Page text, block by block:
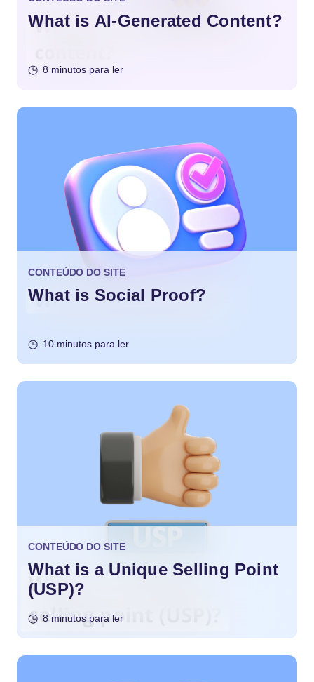
What is AI-Generated Content?
8 minutos para ler
CONTEÚDO DO SITE
What is Social Proof?
10 minutos para ler
CONTEÚDO DO SITE
What is a Unique Selling Point
(USP)?
8 minutos para ler